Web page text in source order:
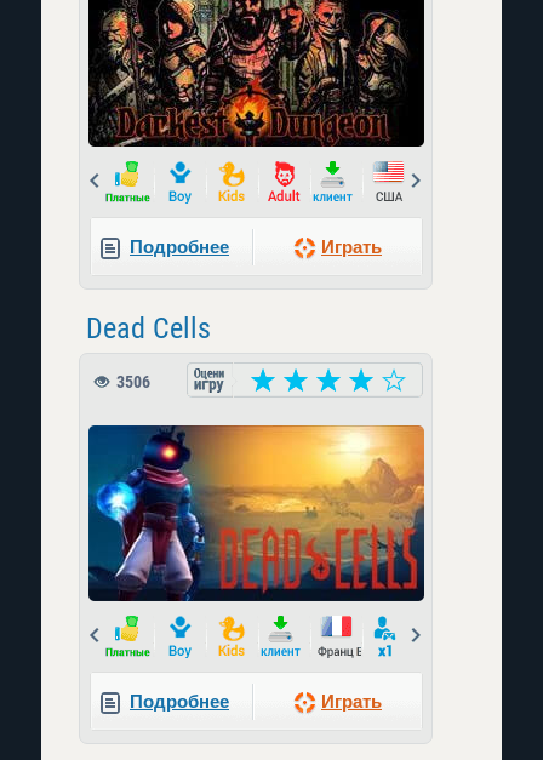
Prev
Подробнее Играть
Dead Cells
3506
Prev
Подробнее Играть